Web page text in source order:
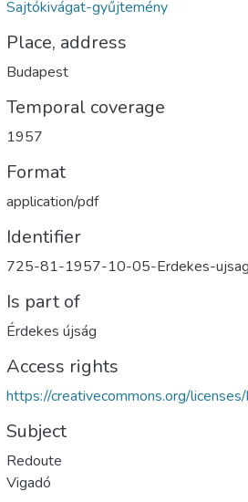
Sajtókivágat-gyűjtemény
Place, address
Budapest
Temporal coverage
1957
Format
application/pdf
Identifier
725-81-1957-10-05-Erdekes-
Is part of
Érdekes újság
Access rights
https://creativecommons.org/
Subject
Redoute
Vigadó